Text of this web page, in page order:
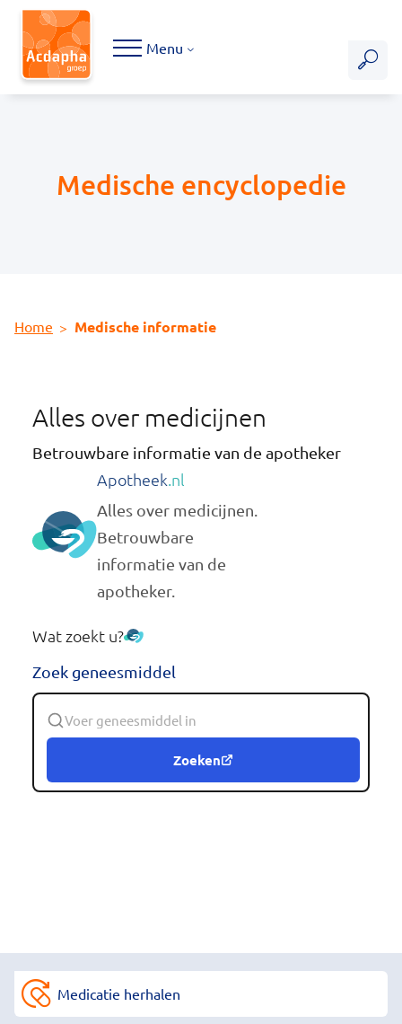
Hoofdmenu
Menu
Home Medische informatie
Medische encyclopedie
Alles over medicijnen
Betrouwbare informatie van de apotheker
Apotheek.nl
Alles over medicijnen.
Betrouwbare
informatie van de
apotheker.
Wat zoekt u?
Zoek geneesmiddel
Zoeken
Medicatie herhalen